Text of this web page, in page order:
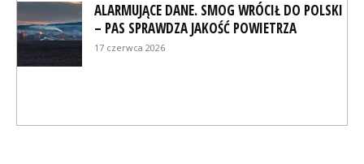
ALARMUJĄCE DANE. SMOG WRÓCIŁ DO POLSKI
– PAS SPRAWDZA JAKOŚĆ POWIETRZA
17 czerwca 2026